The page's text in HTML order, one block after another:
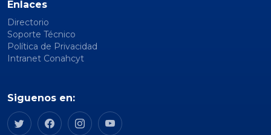
Enlaces
Directorio
Soporte Técnico
Política de Privacidad
Intranet Conahcyt
Siguenos en: